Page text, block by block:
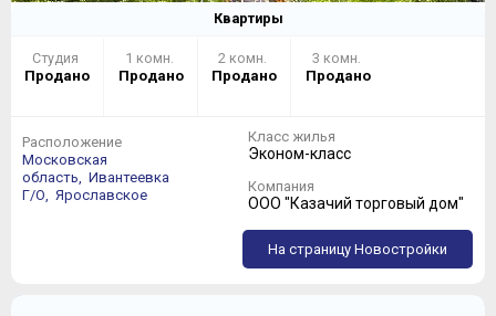
Квартиры
Студия
Продано
1 комн.
Продано
2 комн.
Продано
3 комн.
Продано
Расположение
Московская
область, Ивантеевка
Г/О, Ярославское
Класс жилья
Эконом-класс
Компания
ООО "Казачий торговый дом"
На страницу Новостройки